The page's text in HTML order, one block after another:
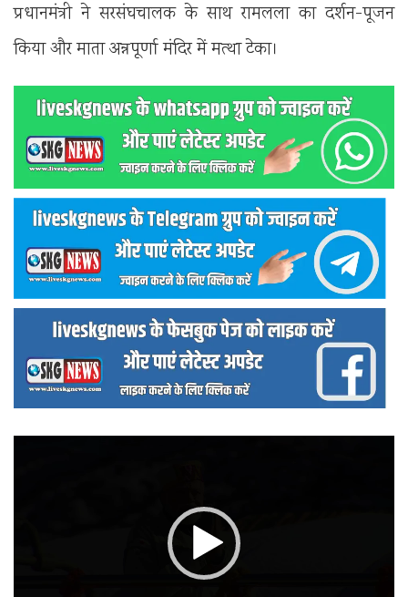
प्रधानमंत्री ने सरसंघचालक के साथ रामलला का दर्शन-पूजन
किया और माता अन्नपूर्णा मंदिर में मत्था टेका।